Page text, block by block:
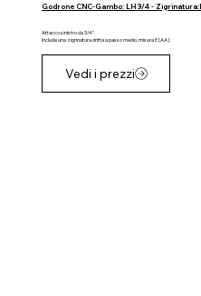
Godrone CNC-Gambo: LH 3/4 -
Attacco sinistro da 3/4".
Include una zigrinatura dritta a passo medio, misura E [AA].
Vedi i prezzi